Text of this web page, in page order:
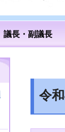
議長・副議長
令